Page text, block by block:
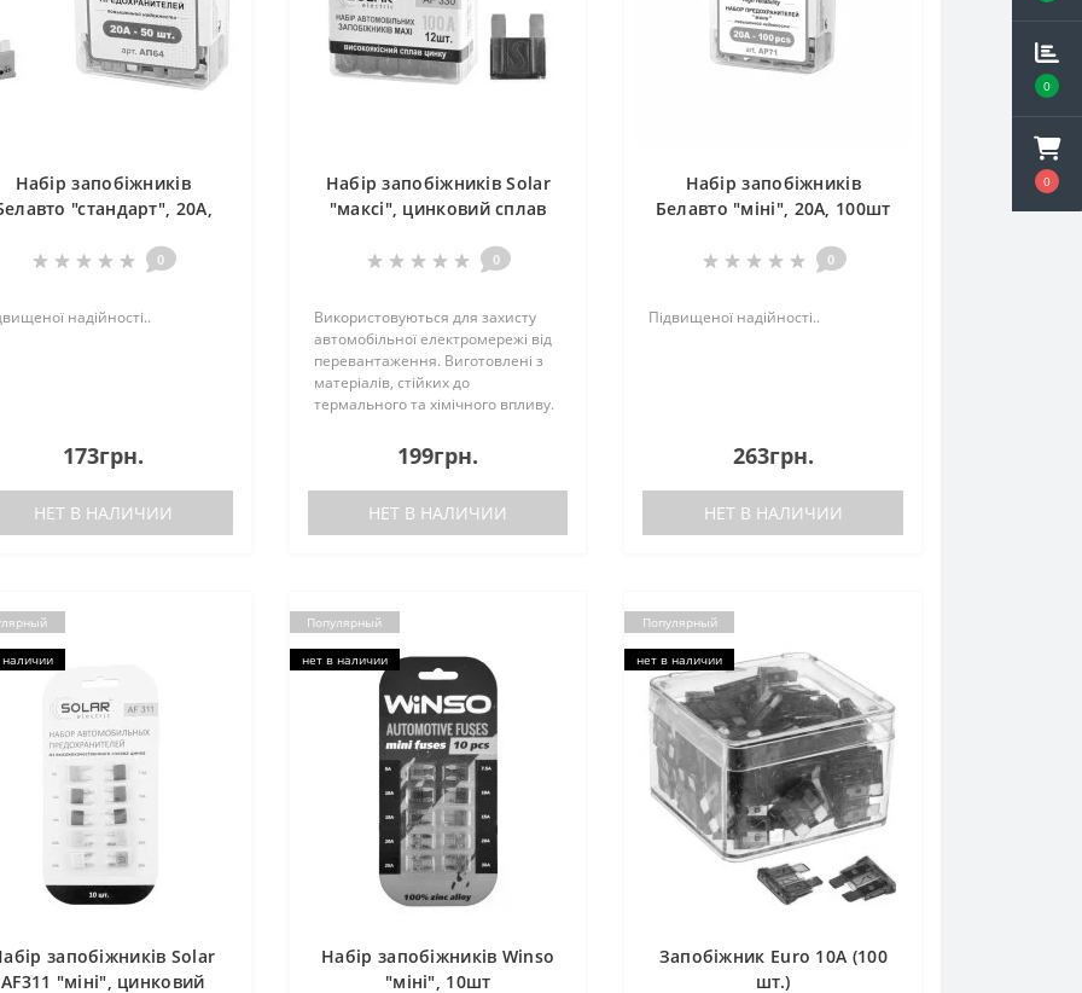
0
0
Набір запобіжників
"стандарт", 20А,
0
надійності..
173грн.
НЕТ В НАЛИЧИИ
Набір запобіжників Solar
"максі", цинковий сплав
0
Використовуються для захисту
автомобільної електромережі від
перевантаження. Виготовлені з
матеріалів, стійких до
термального та хімічного впливу.
стандартам якості. Корпус
виготовлений з міцного до
механічних пошкоджень п..
199грн.
НЕТ В НАЛИЧИИ
Набір запобіжників
Белавто "міні", 20А, 100шт
0
Підвищеної надійності..
263грн.
НЕТ В НАЛИЧИИ
запобіжників Solar
AF311 "міні", цинковий
Популярный
нет в наличии
Набір запобіжників Winso
"міні", 10шт
Популярный
нет в наличии
Запобіжник Euro 10А (100
шт.)